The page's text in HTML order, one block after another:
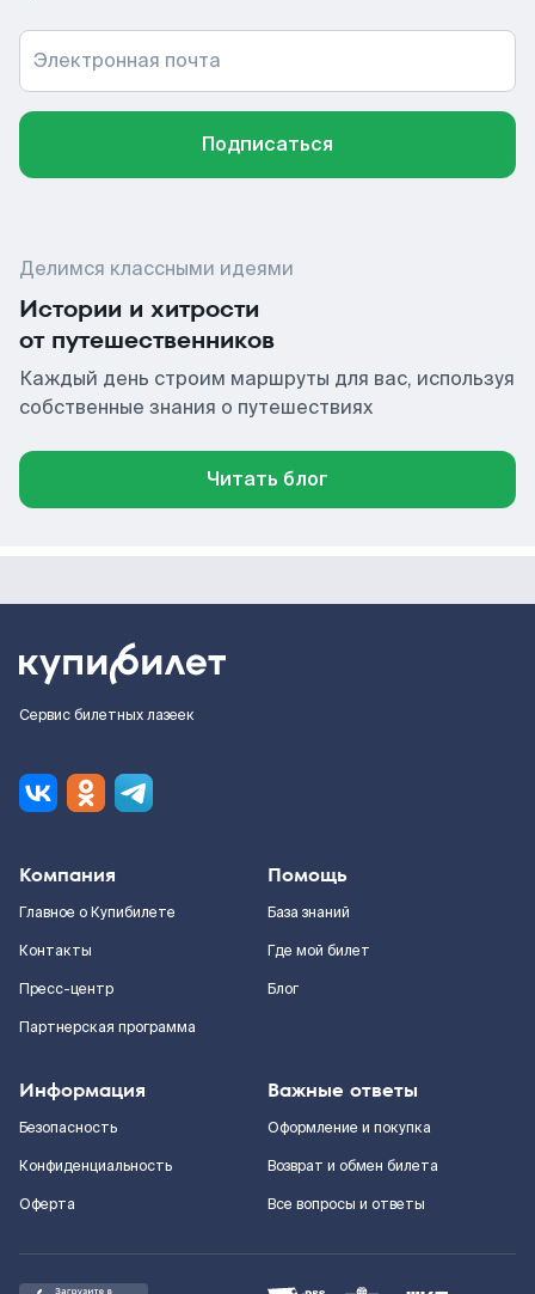
Электронная почта
Подписаться
Делимся классными идеями
Истории и хитрости
от путешественников
Каждый день строим маршруты для вас, используя
собственные знания о путешествиях
Читать блог
Сервис билетных лазеек
Компания
Главное о Купибилете
Контакты
Пресс-центр
Партнерская программа
Помощь
База знаний
Где мой билет
Блог
Информация
Безопасность
Конфиденциальность
Оферта
Важные ответы
Оформление и покупка
Возврат и обмен билета
Все вопросы и ответы